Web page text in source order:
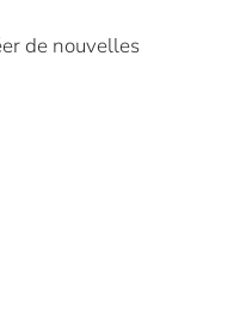
de nouvelles